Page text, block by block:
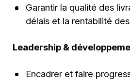
Garantir la qualité des
délais et la rentabilité
Leadership &
Encadrer et faire